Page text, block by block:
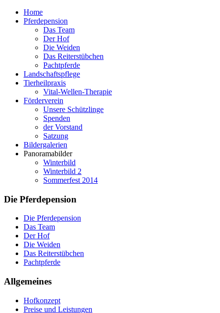
Home
Pferdepension
Das Team
Der Hof
Die Weiden
Das Reiterstübchen
Pachtpferde
Landschaftspflege
Tierheilpraxis
Vital-Wellen-Therapie
Förderverein
Unsere Schützlinge
Spenden
der Vorstand
Satzung
Bildergalerien
Panoramabilder
Winterbild
Winterbild 2
Sommerfest 2014
Die Pferdepension
Die Pferdepension
Das Team
Der Hof
Die Weiden
Das Reiterstübchen
Pachtpferde
Allgemeines
Hofkonzept
Preise und Leistungen